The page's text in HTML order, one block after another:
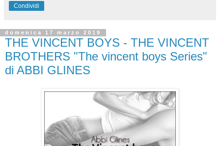
Condividi
domenica 17 marzo 2019
THE VINCENT BOYS - THE VINCENT
BROTHERS "The vincent boys Series"
di ABBI GLINES